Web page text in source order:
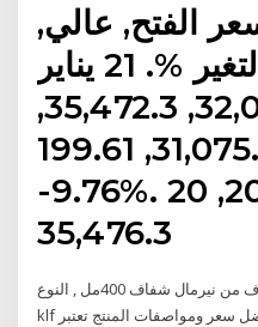
الفتح, عالي,
منخفض, الحجم, التغير %. 21 يناير
2021, 32,013.9, 35,472.3,
35,591.1, 31,075.4, 199.61K,
-9.76%. 20 يناير 2021,
اشتري زيت جوز الهند النقي الشفاف من نيرمال شفاف 400مل , النوع:
klf على كان بكام.كوم , تعرف على أفضل سعر ومواصفات المنتج تعتبر